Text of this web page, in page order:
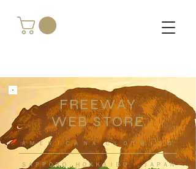
FREEWAY
WEB STORE
​ＡＭＥＲＩＣＡＮＡ ＣＬＯＴＨＩＮＧ
ＳＡＰＰＯＲＯ ＨＯＫＫＡＩＤＯ ，ＪＡＰＡＮ